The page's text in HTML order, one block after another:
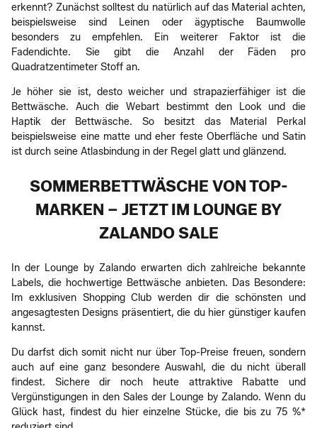
erkennt? Zunächst solltest du natürlich auf das Material achten,
beispielsweise sind Leinen oder ägyptische Baumwolle
besonders zu empfehlen. Ein weiterer Faktor ist die
Fadendichte. Sie gibt die Anzahl der Fäden pro
Quadratzentimeter Stoff an.
Je höher sie ist, desto weicher und strapazierfähiger ist die
Bettwäsche. Auch die Webart bestimmt den Look und die
Haptik der Bettwäsche. So besitzt das Material Perkal
beispielsweise eine matte und eher feste Oberfläche und Satin
ist durch seine Atlasbindung in der Regel glatt und glänzend.
SOMMERBETTWÄSCHE VON TOP-
MARKEN – JETZT IM LOUNGE BY
ZALANDO SALE
In der Lounge by Zalando erwarten dich zahlreiche bekannte
Labels, die hochwertige Bettwäsche anbieten. Das Besondere:
Im exklusiven Shopping Club werden dir die schönsten und
angesagtesten Designs präsentiert, die du hier günstiger kaufen
kannst.
Du darfst dich somit nicht nur über Top-Preise freuen, sondern
auch auf eine ganz besondere Auswahl, die du nicht überall
findest. Sichere dir noch heute attraktive Rabatte und
Vergünstigungen in den Sales der Lounge by Zalando. Wenn du
Glück hast, findest du hier einzelne Stücke, die bis zu 75 %*